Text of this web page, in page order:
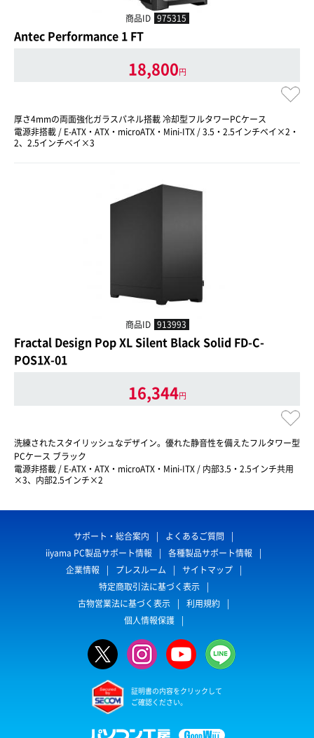
商品ID 975315
Antec Performance 1 FT
18,800円
厚さ4mmの両面強化ガラスパネル搭載 冷却型フルタワーPCケース
電源非搭載 / E-ATX・ATX・microATX・Mini-ITX / 3.5・2.5インチベイ×2・
2、2.5インチベイ×3
商品ID 913993
Fractal Design Pop XL Silent Black Solid FD-C-
POS1X-01
16,344円
洗練されたスタイリッシュなデザイン。優れた静音性を備えたフルタワー型
PCケース ブラック
電源非搭載 / E-ATX・ATX・microATX・Mini-ITX / 内部3.5・2.5インチ共用
×3、内部2.5インチ×2
サポート・総合案内
よくあるご質問
iiyama PC製品サポート情報
各種製品サポート情報
企業情報
プレスルーム
サイトマップ
特定商取引法に基づく表示
古物営業法に基づく表示
利用規約
個人情報保護
証明書の内容をクリックして
ご確認ください。